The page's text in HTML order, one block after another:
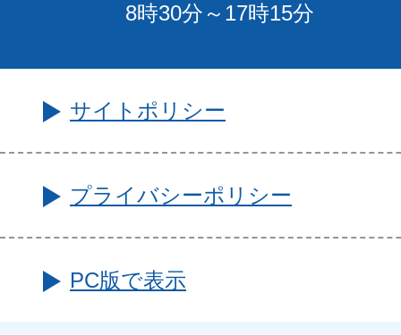
8時30分～17時15分
サイトポリシー
プライバシーポリシー
PC版で表示